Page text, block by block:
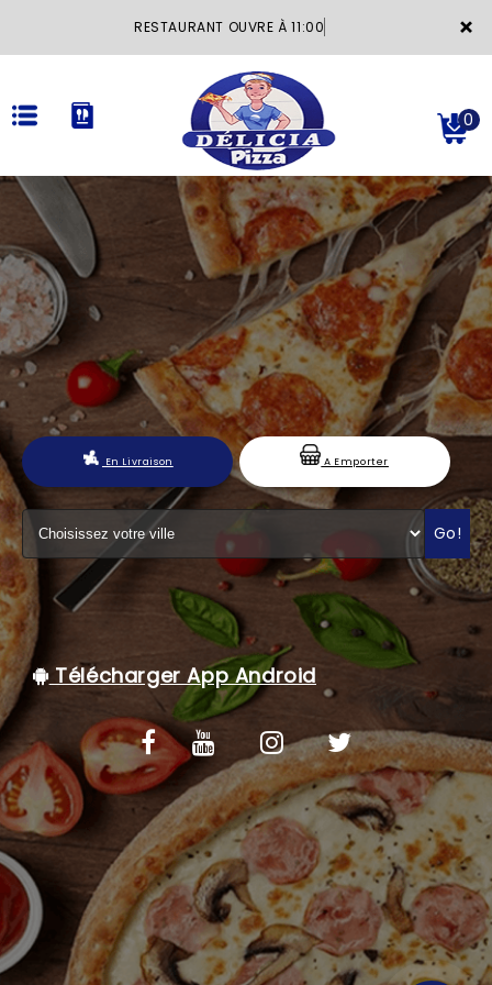
×
RESTAURANT OUVRE À 11:00
ACCUEIL
LA CARTE
VOTRE COMPTE
NOTRE RESTAURANT
VOS AVIS
MENTIONS LÉGALES
C.G.V
0
En Livraison A Emporter
Go!
Télécharger App Android